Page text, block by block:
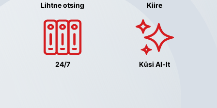
Lihtne otsing Kiire
24/7 Küsi AI-lt